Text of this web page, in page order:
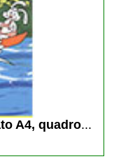
A4, quadro...